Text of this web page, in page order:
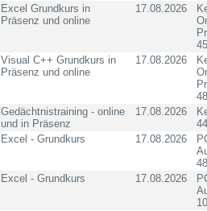
Excel Grundkurs in
Präsenz und online
17.08.2026
Visual C++ Grundkurs in
Präsenz und online
17.08.2026
Gedächtnistraining - online
und in Präsenz
17.08.2026
Excel - Grundkurs
17.08.2026
Excel - Grundkurs
17.08.2026